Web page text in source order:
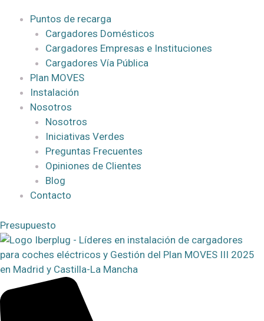
Puntos de recarga
Cargadores Domésticos
Cargadores Empresas e Instituciones
Cargadores Vía Pública
Plan MOVES
Instalación
Nosotros
Nosotros
Iniciativas Verdes
Preguntas Frecuentes
Opiniones de Clientes
Blog
Contacto
Presupuesto